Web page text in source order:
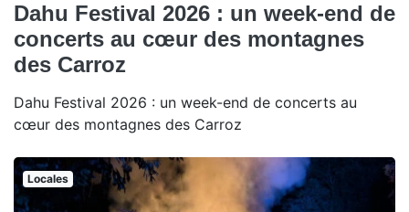
Dahu Festival 2026 : un week-end de
concerts au cœur des montagnes
des Carroz
Dahu Festival 2026 : un week-end de concerts au
cœur des montagnes des Carroz
Locales